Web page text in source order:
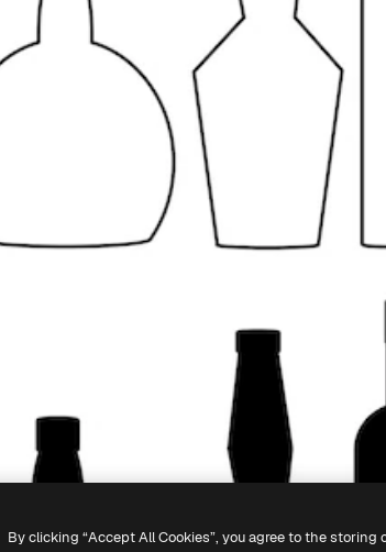
By clicking “Accept All Cookies”, you agree to the